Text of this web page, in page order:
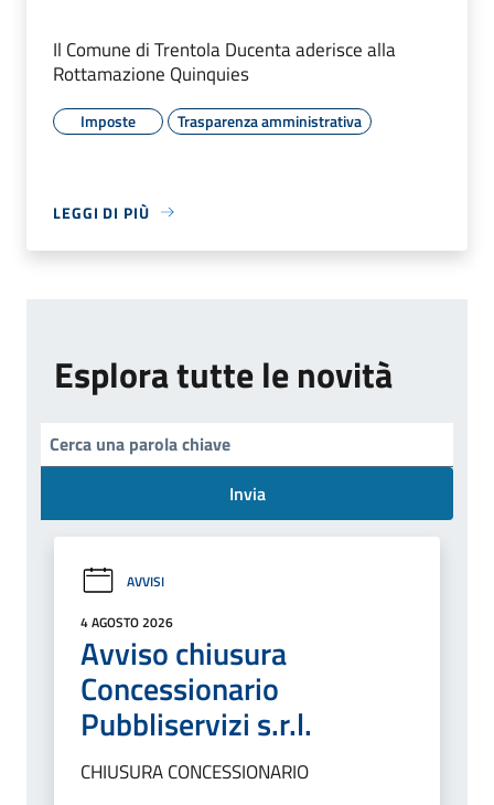
Il Comune di Trentola Ducenta aderisce alla
Rottamazione Quinquies
Imposte Trasparenza amministrativa
LEGGI DI PIÙ
Esplora tutte le novità
Invia
AVVISI
4 AGOSTO 2026
Avviso chiusura
Concessionario
Pubbliservizi s.r.l.
CHIUSURA CONCESSIONARIO